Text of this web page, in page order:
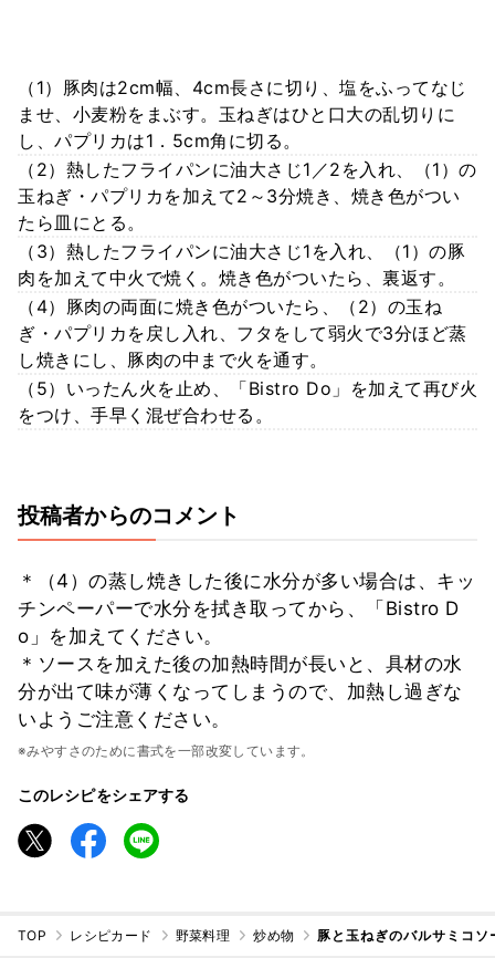
（1）豚肉は2cm幅、4cm長さに切り、塩をふってなじ
ませ、小麦粉をまぶす。玉ねぎはひと口大の乱切りに
し、パプリカは1．5cm角に切る。
（2）熱したフライパンに油大さじ1／2を入れ、（1）の
玉ねぎ・パプリカを加えて2～3分焼き、焼き色がつい
たら皿にとる。
（3）熱したフライパンに油大さじ1を入れ、（1）の豚
肉を加えて中火で焼く。焼き色がついたら、裏返す。
（4）豚肉の両面に焼き色がついたら、（2）の玉ね
ぎ・パプリカを戻し入れ、フタをして弱火で3分ほど蒸
し焼きにし、豚肉の中まで火を通す。
（5）いったん火を止め、「Bistro Do」を加えて再び火
をつけ、手早く混ぜ合わせる。
投稿者からのコメント
＊（4）の蒸し焼きした後に水分が多い場合は、キッ
チンペーパーで水分を拭き取ってから、「Bistro D
o」を加えてください。
＊ソースを加えた後の加熱時間が長いと、具材の水
分が出て味が薄くなってしまうので、加熱し過ぎな
いようご注意ください。
※みやすさのために書式を一部改変しています。
このレシピをシェアする
TOP レシピカード 野菜料理 炒め物 豚と玉ねぎのバルサミコソ